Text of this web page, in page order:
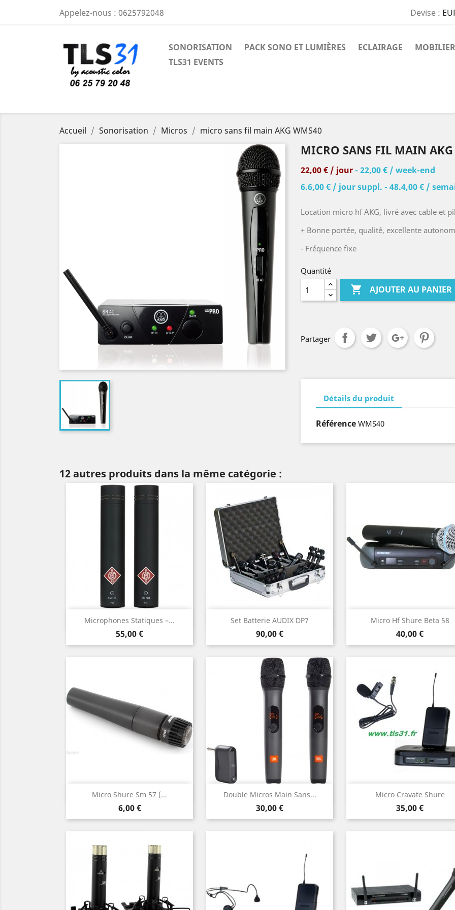
Appelez-nous : 0625792048 Devise :
SONORISATION PACK SONO ET LUMIÈRES ECLAIRAGE
TLS31 EVENTS
Accueil Sonorisation Micros micro sans fil main AKG WMS40
MICRO SANS FIL MAIN
22,00 € / jour- 22,00 € / week-end
6.6,00 € / jour suppl. - 48.4,00 € /
Location micro hf AKG, livré avec cable et
+ Bonne portée, qualité, excellente
- Fréquence fixe
Quantité
 AJOUTER AU PANIER
Partager
Détails du produit
Référence WMS40
12 autres produits dans la même catégorie :
Microphones Statiques –...
Prix
55,00 €
Aperçu rapide Set Batterie AUDIX DP7
Prix
90,00 €
Aperçu rapide Micro Hf Shure Beta 58
Prix
40,00 €
Aperçu rapide
Micro Shure Sm 57 (...
Prix
6,00 €
Aperçu rapide Double Micros Main Sans...
Prix
30,00 €
Aperçu rapide Micro Cravate Shure
Prix
35,00 €
Aperçu rapide